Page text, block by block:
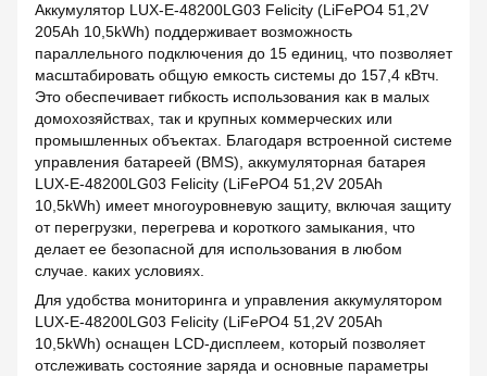
Аккумулятор LUX-E-48200LG03 Felicity (LiFePO4 51,2V
205Ah 10,5kWh) поддерживает возможность
параллельного подключения до 15 единиц, что позволяет
масштабировать общую емкость системы до 157,4 кВтч.
Это обеспечивает гибкость использования как в малых
домохозяйствах, так и крупных коммерческих или
промышленных объектах. Благодаря встроенной системе
управления батареей (BMS), аккумуляторная батарея
LUX-E-48200LG03 Felicity (LiFePO4 51,2V 205Ah
10,5kWh) имеет многоуровневую защиту, включая защиту
от перегрузки, перегрева и короткого замыкания, что
делает ее безопасной для использования в любом
случае. каких условиях.
Для удобства мониторинга и управления аккумулятором
LUX-E-48200LG03 Felicity (LiFePO4 51,2V 205Ah
10,5kWh) оснащен LCD-дисплеем, который позволяет
отслеживать состояние заряда и основные параметры